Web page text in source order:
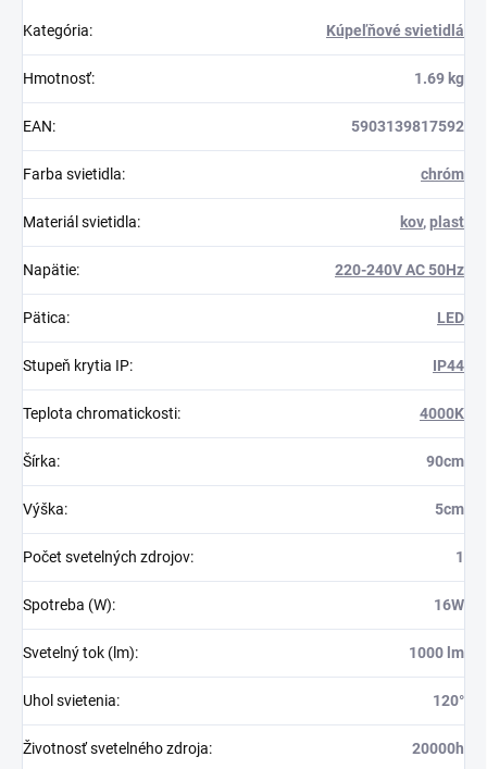
Kategória: Kúpeľňové svietidlá
Hmotnosť: 1.69 kg
EAN: 5903139817592
Farba svietidla: chróm
Materiál svietidla: kov,plast
Napätie: 220-240V AC 50Hz
Pätica: LED
Stupeň krytia IP: IP44
Teplota chromatickosti: 4000K
Šírka: 90cm
Výška: 5cm
Počet svetelných zdrojov: 1
Spotreba (W): 16W
Svetelný tok (lm): 1000 lm
Uhol svietenia: 120°
Životnosť svetelného zdroja: 20000h